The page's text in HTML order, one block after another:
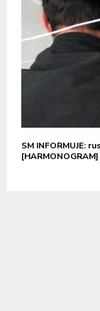
SM INFORMUJE:
[HARMONOGRAM]